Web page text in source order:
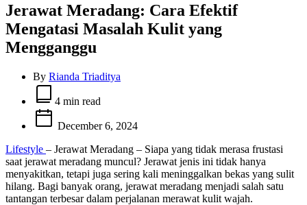
Jerawat Meradang: Cara Efektif
Mengatasi Masalah Kulit yang
Mengganggu
By Rianda Triaditya
Estimated
read
time
4 min read
December 6, 2024
Lifestyle – Jerawat Meradang – Siapa yang tidak merasa frustasi
saat jerawat meradang muncul? Jerawat jenis ini tidak hanya
menyakitkan, tetapi juga sering kali meninggalkan bekas yang sulit
hilang. Bagi banyak orang, jerawat meradang menjadi salah satu
tantangan terbesar dalam perjalanan merawat kulit wajah.